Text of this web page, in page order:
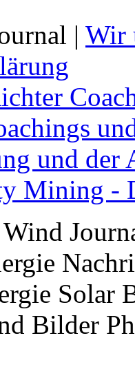
| Wir
und
Mining -
Solar
Bilder